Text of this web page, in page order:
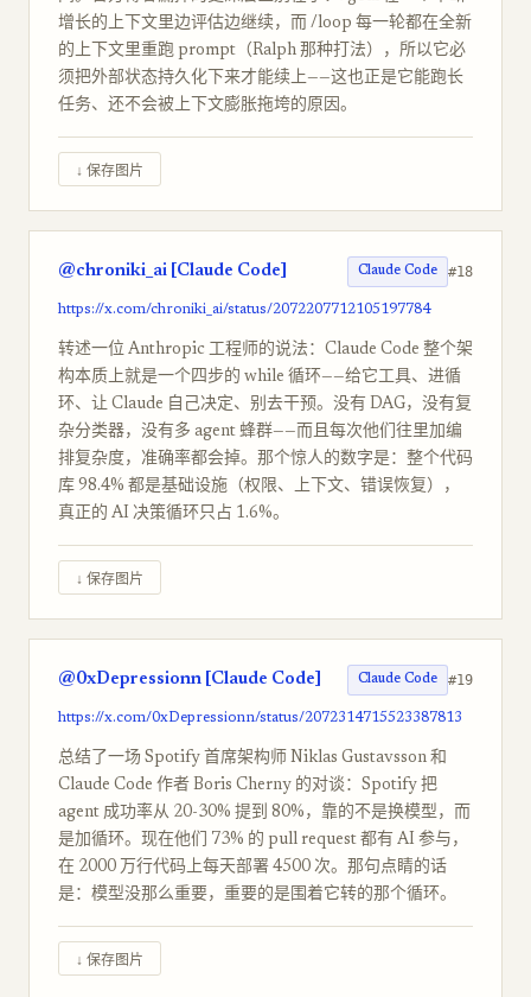
增长的上下文里边评估边继续，而 /loop 每一轮都在全新
的上下文里重跑 prompt（Ralph 那种打法），所以它必
须把外部状态持久化下来才能续上——这也正是它能跑长
任务、还不会被上下文膨胀拖垮的原因。
↓ 保存图片
@chroniki_ai [Claude Code] Claude Code #18
https://x.com/chroniki_ai/status/2072207712105197784
转述一位 Anthropic 工程师的说法：Claude Code 整个架
构本质上就是一个四步的 while 循环——给它工具、进循
环、让 Claude 自己决定、别去干预。没有 DAG，没有复
杂分类器，没有多 agent 蜂群——而且每次他们往里加编
排复杂度，准确率都会掉。那个惊人的数字是：整个代码
库 98.4% 都是基础设施（权限、上下文、错误恢复），
真正的 AI 决策循环只占 1.6%。
↓ 保存图片
@0xDepressionn [Claude Code] Claude Code #19
https://x.com/0xDepressionn/status/2072314715523387813
总结了一场 Spotify 首席架构师 Niklas Gustavsson 和
Claude Code 作者 Boris Cherny 的对谈：Spotify 把
agent 成功率从 20-30% 提到 80%，靠的不是换模型，而
是加循环。现在他们 73% 的 pull request 都有 AI 参与，
在 2000 万行代码上每天部署 4500 次。那句点睛的话
是：模型没那么重要，重要的是围着它转的那个循环。
↓ 保存图片